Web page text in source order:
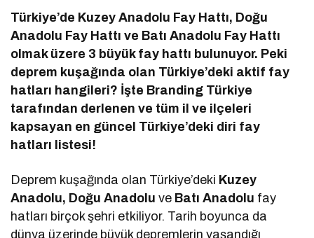
Türkiye’de Kuzey Anadolu Fay Hattı, Doğu
Anadolu Fay Hattı ve Batı Anadolu Fay Hattı
olmak üzere 3 büyük fay hattı bulunuyor. Peki
deprem kuşağında olan Türkiye’deki aktif fay
hatları hangileri? İşte Branding Türkiye
tarafından derlenen ve tüm il ve ilçeleri
kapsayan en güncel Türkiye’deki diri fay
hatları listesi!
Deprem kuşağında olan Türkiye’deki Kuzey
Anadolu, Doğu Anadolu ve Batı Anadolu fay
hatları birçok şehri etkiliyor. Tarih boyunca da
dünya üzerinde büyük depremlerin yaşandığı